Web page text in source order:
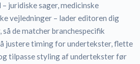
juridiske sager, medicinske
vejledninger – lader editoren dig
de matcher branchespecifik
justere timing for undertekster, flette
tilpasse styling af undertekster før